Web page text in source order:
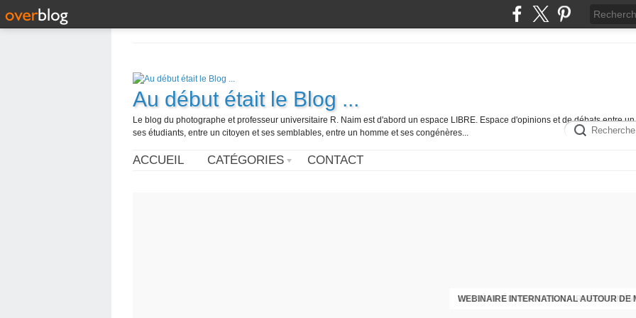
Au début était le Blog ...
Le blog du photographe et professeur universitaire R. Naim est d'abord un espace LIBRE. Espace d'opinions et de débats entre
ses étudiants, entre un citoyen et ses semblables, entre un homme et ses congénères...
ACCUEIL CATÉGORIES CONTACT